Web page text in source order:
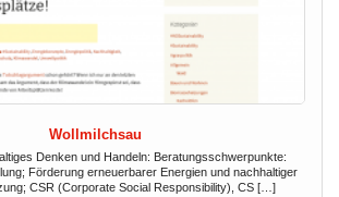
Wollmilchsau
Denken und Handeln: Beratungsschwerpunkte:
Förderung erneuerbarer Energien und nachhaltiger
CSR (Corporate Social Responsibility), CS […]